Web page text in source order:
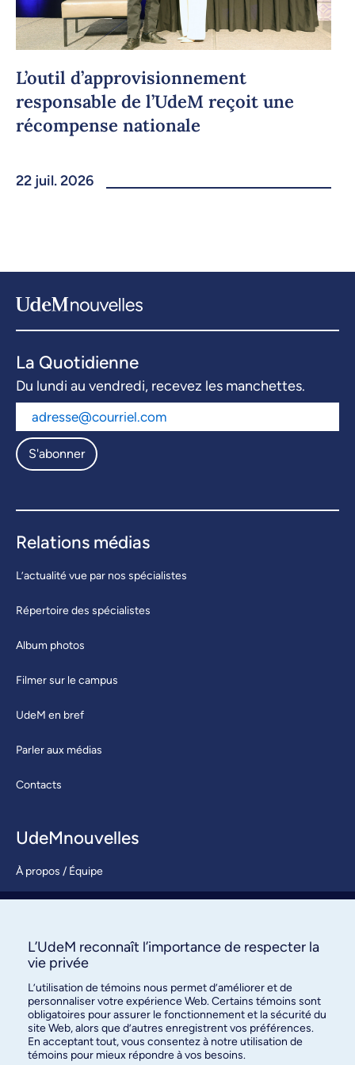
L’outil d’approvisionnement
responsable de l’UdeM reçoit une
récompense nationale
22 juil. 2026
La Quotidienne
Du lundi au vendredi, recevez les manchettes.
S'abonner
Relations médias
L’actualité vue par nos spécialistes
Répertoire des spécialistes
Album photos
Filmer sur le campus
UdeM en bref
Parler aux médias
Contacts
UdeMnouvelles
À propos / Équipe
S’abonner
L’UdeM reconnaît l’importance de respecter la
vie privée
L’utilisation de témoins nous permet d’améliorer et de
personnaliser votre expérience Web. Certains témoins sont
obligatoires pour assurer le fonctionnement et la sécurité du
site Web, alors que d’autres enregistrent vos préférences.
En acceptant tout, vous consentez à notre utilisation de
témoins pour mieux répondre à vos besoins.